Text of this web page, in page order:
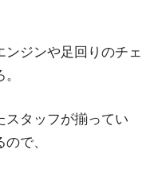
ジンや足回りのチェ
スタッフが揃ってい
で、